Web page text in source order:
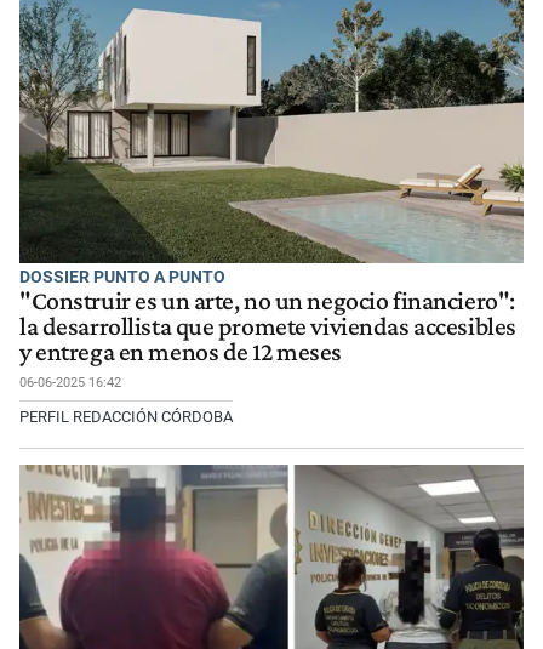
DOSSIER PUNTO A PUNTO
"Construir es un arte, no un negocio financiero":
la desarrollista que promete viviendas accesibles
y entrega en menos de 12 meses
06-06-2025 16:42
PERFIL REDACCIÓN CÓRDOBA